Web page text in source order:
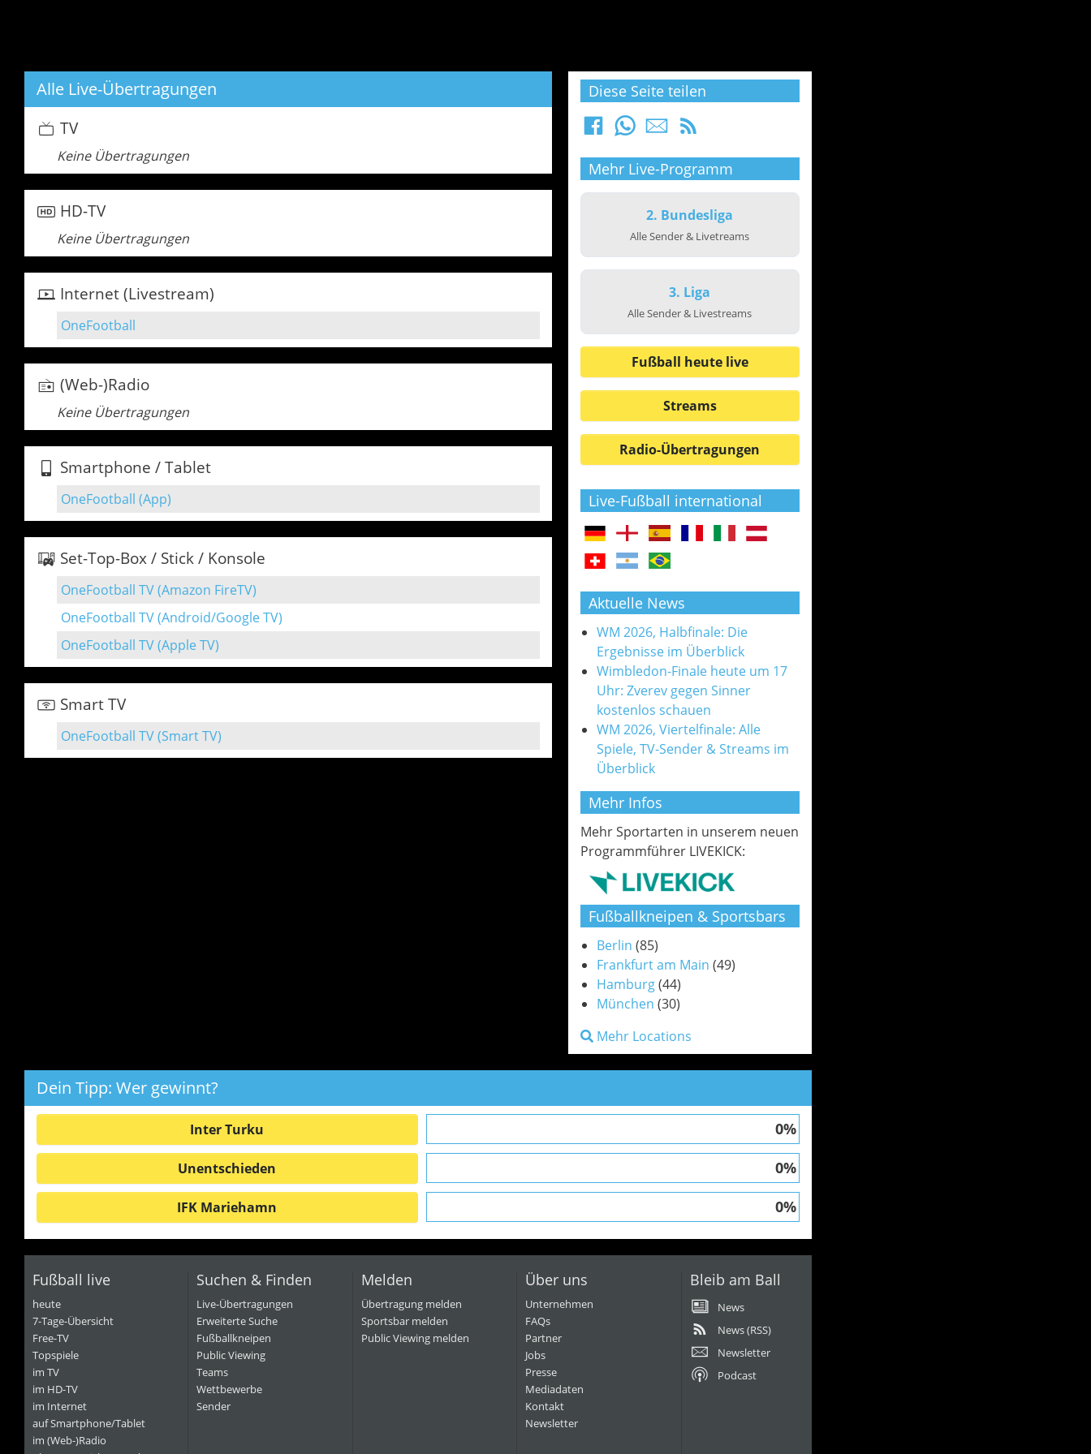
Alle Live-Übertragungen
TV
Keine Übertragungen
HD-TV
Keine Übertragungen
Internet (Livestream)
OneFootball
(Web-)Radio
Keine Übertragungen
Smartphone / Tablet
OneFootball (App)
Set-Top-Box / Stick / Konsole
OneFootball TV (Amazon FireTV)
OneFootball TV (Android/Google TV)
OneFootball TV (Apple TV)
Smart TV
OneFootball TV (Smart TV)
Diese Seite teilen
Mehr Live-Programm
2. Bundesliga
Alle Sender & Livetreams
3. Liga
Alle Sender & Livestreams
Fußball heute live
Streams
Radio-Übertragungen
Live-Fußball international
Aktuelle News
WM 2026, Halbfinale: Die
Ergebnisse im Überblick
Wimbledon-Finale heute um 17
Uhr: Zverev gegen Sinner
kostenlos schauen
WM 2026, Viertelfinale: Alle
Spiele, TV-Sender & Streams im
Überblick
Mehr Infos
Mehr Sportarten in unserem neuen
Programmführer LIVEKICK:
Fußballkneipen & Sportsbars
Berlin (85)
Frankfurt am Main (49)
Hamburg(44)
München (30)
Mehr Locations
Dein Tipp: Wer gewinnt?
Inter Turku 0%
Unentschieden 0%
IFK Mariehamn 0%
Fußball live
heute
7-Tage-Übersicht
Free-TV
Topspiele
im TV
im HD-TV
im Internet
auf Smartphone/Tablet
im (Web-)Radio
Suchen & Finden
Live-Übertragungen
Erweiterte Suche
Fußballkneipen
Public Viewing
Teams
Wettbewerbe
Sender
Melden
Übertragung melden
Sportsbar melden
Public Viewing melden
Über uns
Unternehmen
FAQs
Partner
Jobs
Presse
Mediadaten
Kontakt
Newsletter
Bleib am Ball
News
News (RSS)
Newsletter
Podcast